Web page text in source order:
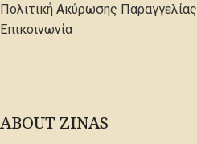
Πολιτική Ακύρωσης Παραγγελίας
Επικοινωνία
ABOUT ZINAS